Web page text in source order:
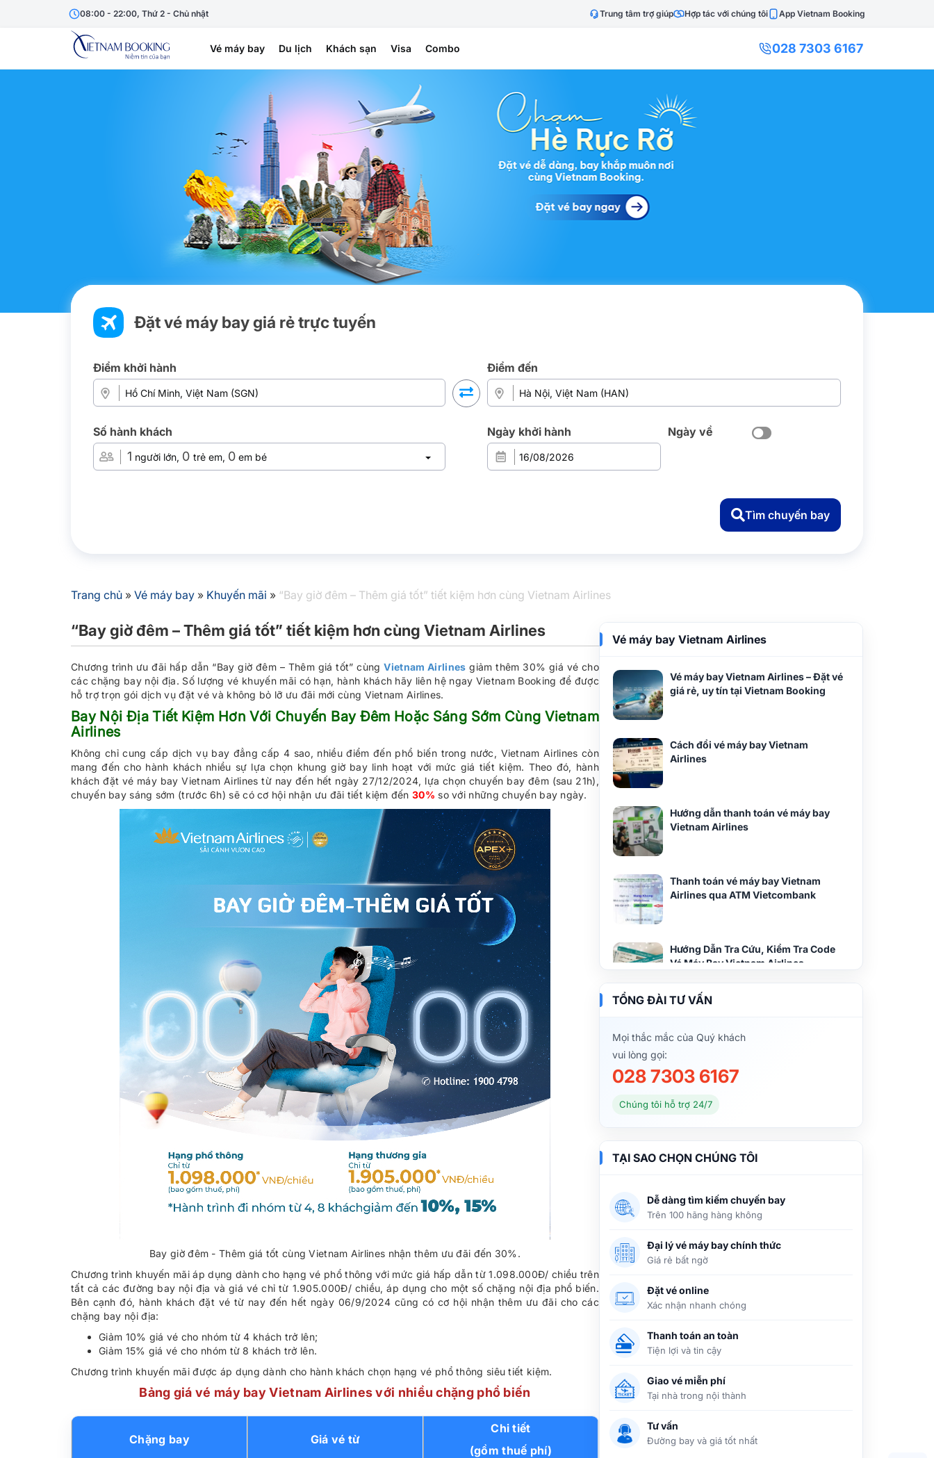
08:00 - 22:00, Thứ 2 - Chủ nhật Trung tâm trợ giúp Hợp tác với chúng tôi App Vietnam Booking
Vé máy bay Du lịch Khách sạn Visa Combo 028 7303 6167
Đặt vé máy bay giá rẻ trực tuyến
Điểm khởi hành Điểm đến
Số hành khách
1 người lớn, 0 trẻ em, 0 em bé
Ngày khởi hành Ngày về
Tìm chuyến bay
Trang chủ » Vé máy bay » Khuyến mãi » “Bay giờ đêm – Thêm giá tốt” tiết kiệm hơn cùng Vietnam Airlines
“Bay giờ đêm – Thêm giá tốt” tiết kiệm hơn cùng Vietnam Airlines
Chương trình ưu đãi hấp dẫn “Bay giờ đêm – Thêm giá tốt” cùngVietnam Airlines giảm thêm 30% giá vé cho
các chặng bay nội địa. Số lượng vé khuyến mãi có hạn, hành khách hãy liên hệ ngay Vietnam Booking để được
hỗ trợ trọn gói dịch vụ đặt vé và không bỏ lỡ ưu đãi mới cùng Vietnam Airlines.
Bay Nội Địa Tiết Kiệm Hơn Với Chuyến Bay Đêm Hoặc Sáng Sớm Cùng Vietnam
Airlines
Không chỉ cung cấp dịch vụ bay đẳng cấp 4 sao, nhiều điểm đến phổ biến trong nước, Vietnam Airlines còn
mang đến cho hành khách nhiều sự lựa chọn khung giờ bay linh hoạt với mức giá tiết kiệm. Theo đó, hành
khách đặt vé máy bay Vietnam Airlines từ nay đến hết ngày 27/12/2024, lựa chọn chuyến bay đêm (sau 21h),
chuyến bay sáng sớm (trước 6h) sẽ có cơ hội nhận ưu đãi tiết kiệm đến 30% so với những chuyến bay ngày.
Bay giờ đêm - Thêm giá tốt cùng Vietnam Airlines nhận thêm ưu đãi đến 30%.
Chương trình khuyến mãi áp dụng dành cho hạng vé phổ thông với mức giá hấp dẫn từ 1.098.000Đ/ chiều trên
tất cả các đường bay nội địa và giá vé chỉ từ 1.905.000Đ/ chiều, áp dụng cho một số chặng nội địa phổ biến.
Bên cạnh đó, hành khách đặt vé từ nay đến hết ngày 06/9/2024 cũng có cơ hội nhận thêm ưu đãi cho các
chặng bay nội địa:
Giảm 10% giá vé cho nhóm từ 4 khách trở lên;
Giảm 15% giá vé cho nhóm từ 8 khách trở lên.
Chương trình khuyến mãi được áp dụng dành cho hành khách chọn hạng vé phổ thông siêu tiết kiệm.
Bảng giá vé máy bay Vietnam Airlines với nhiều chặng phổ biến
Chặng bay Giá vé từ
Chi tiết
(gồm thuế phí)
Vé máy bay Vietnam Airlines
Vé máy bay Vietnam Airlines – Đặt vé
giá rẻ, uy tín tại Vietnam Booking
Cách đổi vé máy bay Vietnam
Airlines
Hướng dẫn thanh toán vé máy bay
Vietnam Airlines
Thanh toán vé máy bay Vietnam
Airlines qua ATM Vietcombank
Hướng Dẫn Tra Cứu, Kiểm Tra Code
Vé Máy Bay Vietnam Airlines
Vietnam Airlines
Số điện thoại tổng đài đặt vé máy bay
Vietnam Airlines
Nên mua vé máy bay Vietnam
Airlines hay Vietjet Air?
So sánh giá vé máy bay Vietnam
Hướng dẫn kiểm tra code vé máy bay
Vietnam Airlines
Tìm hiểu các hạng vé máy bay của
Booking
Đại lý, văn phòng vé máy bay
Vietnam Airlines tại TPHCM, Hà Nội
TỔNG ĐÀI TƯ VẤN
Mọi thắc mắc của Quý khách
vui lòng gọi:
028 7303 6167
Chúng tôi hỗ trợ 24/7
TẠI SAO CHỌN CHÚNG TÔI
Dễ dàng tìm kiếm chuyến bay
Trên 100 hãng hàng không
Đại lý vé máy bay chính thức
Giá rẻ bất ngờ
Đặt vé online
Xác nhận nhanh chóng
Thanh toán an toàn
Tiện lợi và tin cậy
Giao vé miễn phí
Tại nhà trong nội thành
Tư vấn
Đường bay và giá tốt nhất